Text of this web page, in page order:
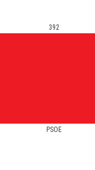
PSOE
392